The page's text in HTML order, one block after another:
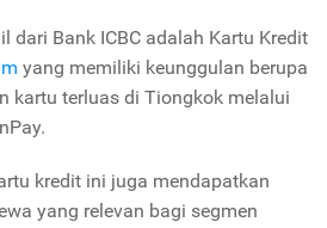
dari Bank ICBC adalah Kartu Kredit
yang memiliki keunggulan berupa
kartu terluas di Tiongkok melalui
kredit ini juga mendapatkan
yang relevan bagi segmen